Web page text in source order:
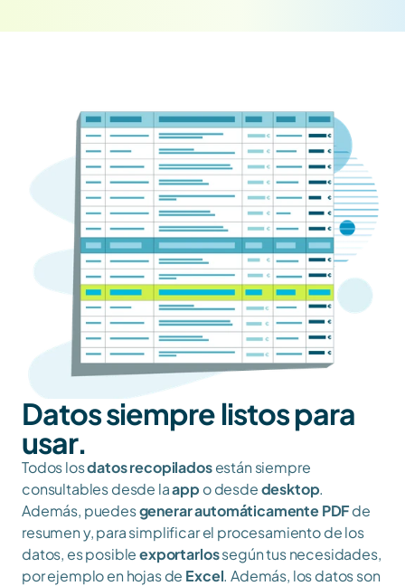
Datos siempre listos para
usar.
Todos los datos recopilados están siempre
consultables desde la app o desde desktop.
Además, puedes generar automáticamente PDF de
resumen y, para simplificar el procesamiento de los
datos, es posible exportarlos según tus necesidades,
por ejemplo en hojas de Excel. Además, los datos son